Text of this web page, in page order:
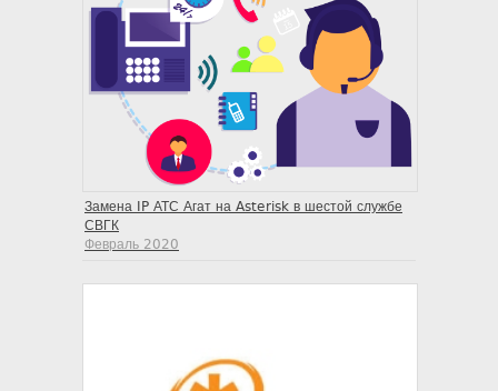
Замена IP АТС Агат на Asterisk в шестой службе
СВГК
Февраль 2020